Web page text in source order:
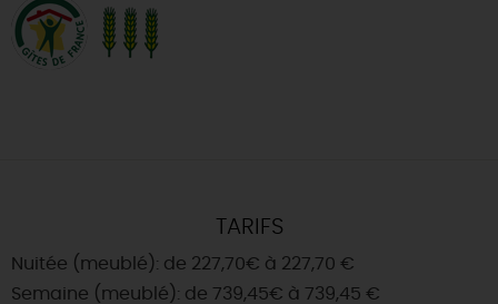
TARIFS
Nuitée (meublé): de 227,70€ à 227,70 €
Semaine (meublé): de 739,45€ à 739,45 €